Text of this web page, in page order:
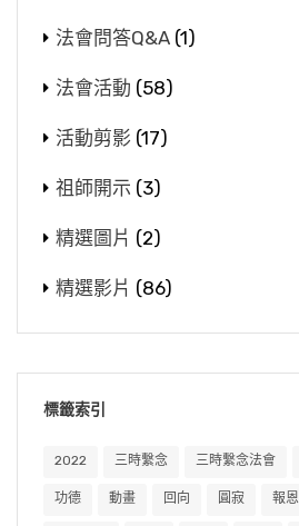
法會問答Q&A (1)
法會活動 (58)
活動剪影 (17)
祖師開示 (3)
精選圖片 (2)
精選影片 (86)
標籤索引
2022 三時繫念 三時繫念法會
功德 動畫 回向 圓寂 報恩